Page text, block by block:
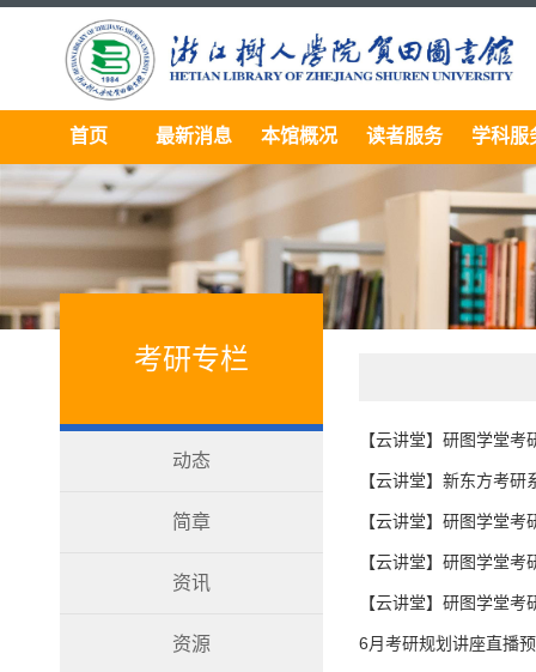
首页 最新消息 本馆概况 读者服务 学科服
考研专栏
动态
简章
资讯
资源
【云讲堂】研图学堂
【云讲堂】新东方考
【云讲堂】研图学堂
【云讲堂】研图学堂
【云讲堂】研图学堂
6月考研规划讲座直播